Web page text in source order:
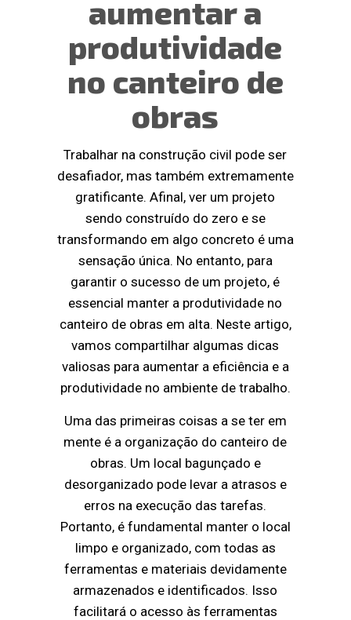
aumentar a
produtividade
no canteiro de
obras
Trabalhar na construção civil pode ser
desafiador, mas também extremamente
gratificante. Afinal, ver um projeto
sendo construído do zero e se
transformando em algo concreto é uma
sensação única. No entanto, para
garantir o sucesso de um projeto, é
essencial manter a produtividade no
canteiro de obras em alta. Neste artigo,
vamos compartilhar algumas dicas
valiosas para aumentar a eficiência e a
produtividade no ambiente de trabalho.
Uma das primeiras coisas a se ter em
mente é a organização do canteiro de
obras. Um local bagunçado e
desorganizado pode levar a atrasos e
erros na execução das tarefas.
Portanto, é fundamental manter o local
limpo e organizado, com todas as
ferramentas e materiais devidamente
armazenados e identificados. Isso
facilitará o acesso às ferramentas